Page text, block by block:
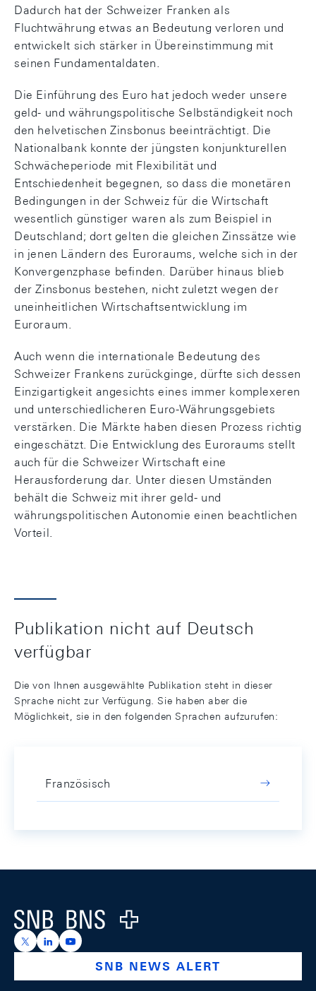
Dadurch hat der Schweizer Franken als
Fluchtwährung etwas an Bedeutung verloren und
entwickelt sich stärker in Übereinstimmung mit
seinen Fundamentaldaten.
Die Einführung des Euro hat jedoch weder unsere
geld- und währungspolitische Selbständigkeit noch
den helvetischen Zinsbonus beeinträchtigt. Die
Nationalbank konnte der jüngsten konjunkturellen
Schwächeperiode mit Flexibilität und
Entschiedenheit begegnen, so dass die monetären
Bedingungen in der Schweiz für die Wirtschaft
wesentlich günstiger waren als zum Beispiel in
Deutschland; dort gelten die gleichen Zinssätze wie
in jenen Ländern des Euroraums, welche sich in der
Konvergenzphase befinden. Darüber hinaus blieb
der Zinsbonus bestehen, nicht zuletzt wegen der
uneinheitlichen Wirtschaftsentwicklung im
Euroraum.
Auch wenn die internationale Bedeutung des
Schweizer Frankens zurückginge, dürfte sich dessen
Einzigartigkeit angesichts eines immer komplexeren
und unterschiedlicheren Euro-Währungsgebiets
verstärken. Die Märkte haben diesen Prozess richtig
eingeschätzt. Die Entwicklung des Euroraums stellt
auch für die Schweizer Wirtschaft eine
Herausforderung dar. Unter diesen Umständen
behält die Schweiz mit ihrer geld- und
währungspolitischen Autonomie einen beachtlichen
Vorteil.
Publikation nicht auf Deutsch
verfügbar
Die von Ihnen ausgewählte Publikation steht in dieser
Sprache nicht zur Verfügung. Sie haben aber die
Möglichkeit, sie in den folgenden Sprachen aufzurufen:
Französisch
Logo
https://x.com/snb_bns
https://ch.linkedin.com/company/swiss-national-
https://www.youtube.com/@swissnationalbank
SNB NEWS ALERT